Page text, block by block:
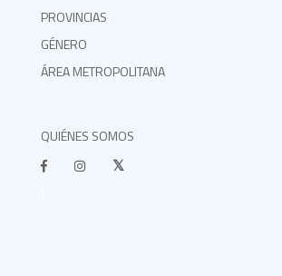
PROVINCIAS
GÉNERO
ÁREA METROPOLITANA
QUIÉNES SOMOS